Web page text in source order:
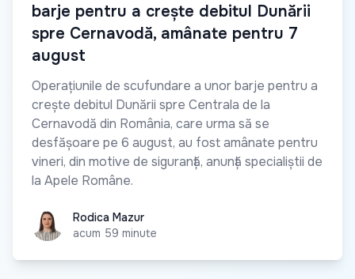
barje pentru a crește debitul Dunării
spre Cernavodă, amânate pentru 7
august
Operațiunile de scufundare a unor barje pentru a
crește debitul Dunării spre Centrala de la
Cernavodă din România, care urma să se
desfășoare pe 6 august, au fost amânate pentru
vineri, din motive de siguranță, anunță specialiștii de
la Apele Române.
Rodica MazurRodica Mazur
acum 59 minute